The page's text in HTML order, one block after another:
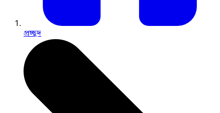
প্রচ্ছদ